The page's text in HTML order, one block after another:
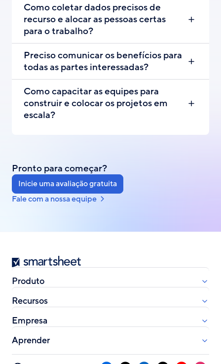
Como coletar dados precisos de
recurso e alocar as pessoas certas
para o trabalho?
Preciso comunicar os benefícios para
todas as partes interessadas?
Como capacitar as equipes para
construir e colocar os projetos em
escala?
Pronto para começar?
Inicie uma avaliação gratuita
Fale com a nossa equipe
Smartsheet
Produto
Recursos
Empresa
Aprender